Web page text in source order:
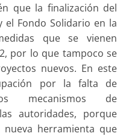
que la finalización del
el Fondo Solidario en la
que se vienen
por lo que tampoco se
nuevos. En este
por la falta de
mecanismos de
autoridades, porque
herramienta que